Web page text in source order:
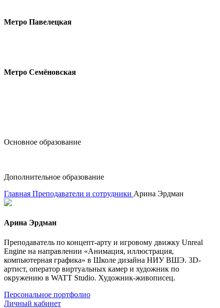
Метро Павелецкая
Метро Семёновская
Основное образование
Дополнительное образование
Главная Преподаватели и сотрудники Арина Эрдман
Арина Эрдман
Преподаватель по концепт-арту и игровому движку Unreal
Engine на направлении «Анимация, иллюстрация,
компьютерная графика» в Школе дизайна НИУ ВШЭ. 3D-
артист, оператор виртуальных камер и художник по
окружению в WATT Studio. Художник-живописец.
Персональное портфолио
Личный кабинет